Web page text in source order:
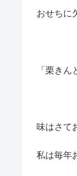
おせちに
「栗きん
味はさて
私は毎年